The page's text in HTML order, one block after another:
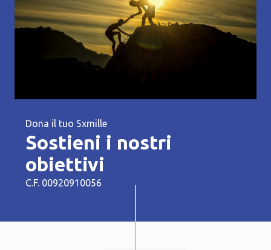
Dona il tuo 5xmille
Sostieni i nostri
obiettivi
C.F. 00920910056